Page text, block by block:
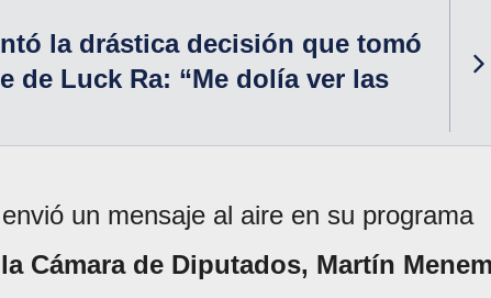
la drástica decisión que tomó
de Luck Ra: “Me dolía ver las
un mensaje al aire en su programa
Cámara de Diputados, Martín